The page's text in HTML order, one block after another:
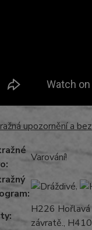
upozornění a
Varování!
,
H226 Hořlavá
závratě.,